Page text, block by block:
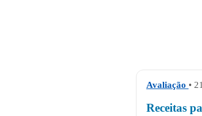
Avaliação •
Receitas